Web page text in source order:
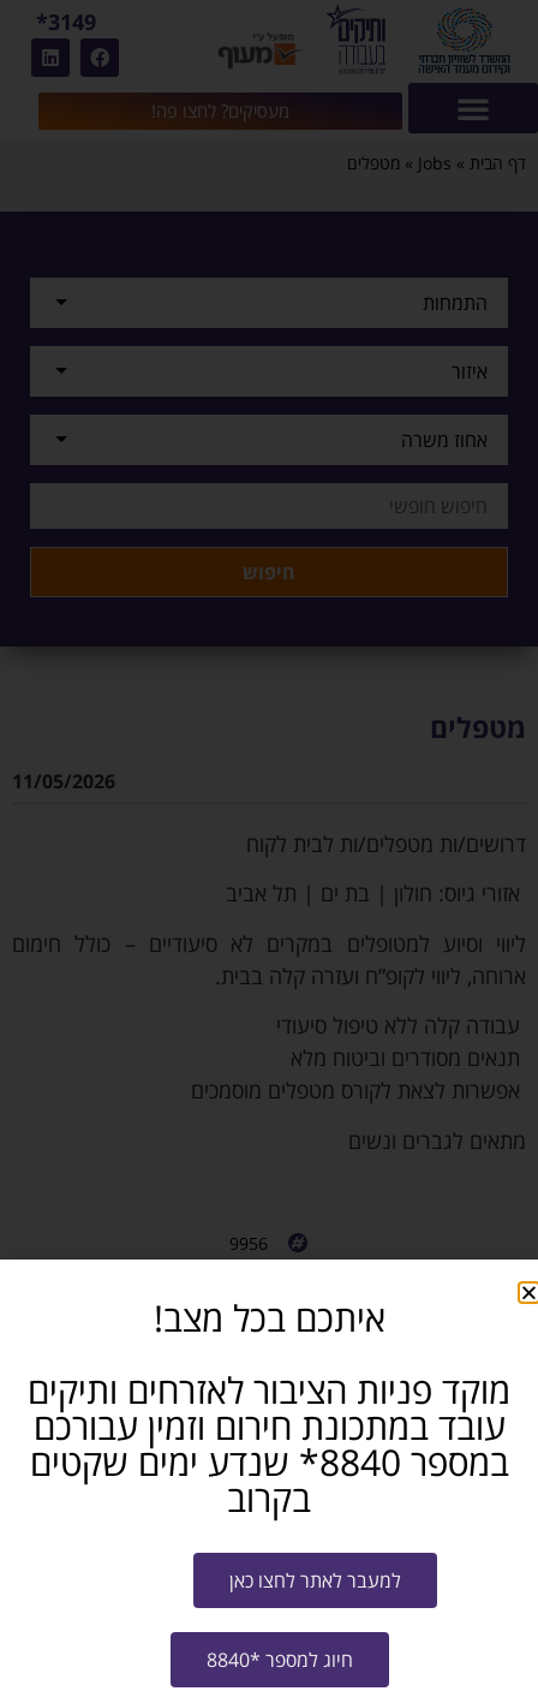
מעסיקים? לחצו פה!
3149*
דף הבית »
Jobs
» מטפלים
התמחות
איזור
אחוז משרה
מטפלים
11/05/2026
דרושים/ות מטפלים/ות לבית לקוח
אזורי גיוס: חולון | בת ים | תל אביב
ליווי וסיוע למטופלים במקרים לא סיעודיים – כולל חימום
ארוחה, ליווי לקופ”ח ועזרה קלה בבית.
עבודה קלה ללא טיפול סיעודי
תנאים מסודרים וביטוח מלא
אפשרות לצאת לקורס מטפלים מוסמכים
מתאים לגברים ונשים
9956
תל אביב והסביבה
חושבים שאתם מכירים מישהו שמתאים? שתפו...
פייסבוק טלגרם ווטסאפ
שלח קו"ח למשרה
צרו איתי קשר
איתכם בכל מצב!
מוקד פניות הציבור לאזרחים ותיקים
עובד במתכונת חירום וזמין עבורכם
במספר 8840* שנדע ימים שקטים
בקרוב
למעבר לאתר לחצו כאן
חיוג למספר *8840